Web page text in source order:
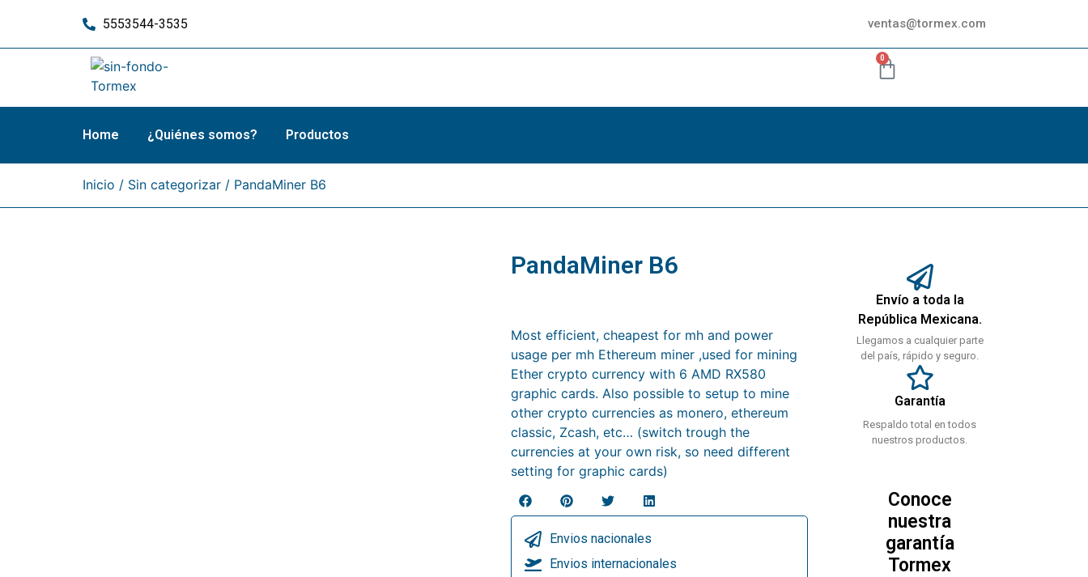
5553544-3535 ventas@tormex.com
0
Home ¿Quiénes somos? Productos
Inicio / Sin categorizar / PandaMiner B6
PandaMiner B6
Most efficient, cheapest for mh and power
usage per mh Ethereum miner ,used for mining
Ether crypto currency with 6 AMD RX580
graphic cards. Also possible to setup to mine
other crypto currencies as monero, ethereum
classic, Zcash, etc… (switch trough the
currencies at your own risk, so need different
setting for graphic cards)
Envios nacionales
Envios internacionales
Envío a toda la
República Mexicana.
Llegamos a cualquier parte
del país, rápido y seguro.
Garantía
Respaldo total en todos
nuestros productos.
Conoce
nuestra
garantía
Tormex